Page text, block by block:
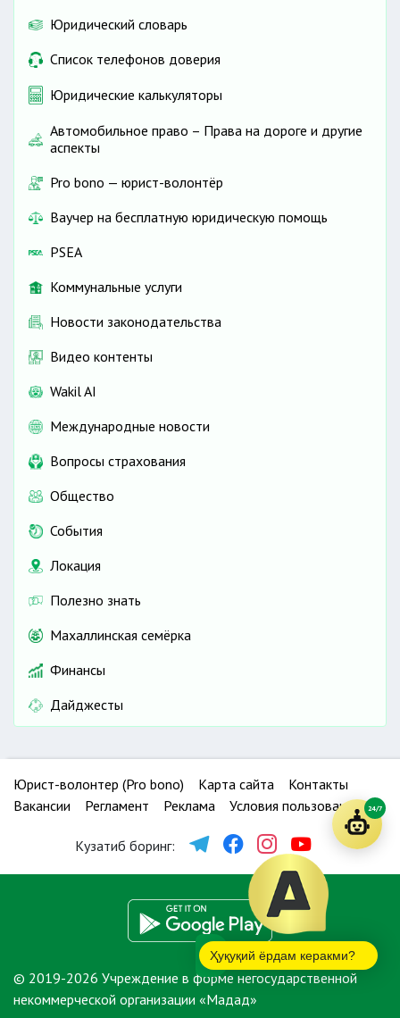
Юридический словарь
Список телефонов доверия
Юридические калькуляторы
Автомобильное право – Права на дороге и другие
аспекты
Pro bono — юрист-волонтёр
Ваучер на бесплатную юридическую помощь
PSEA
Коммунальные услуги
Новости законодательства
Видео контенты
Wakil AI
Международные новости
Вопросы страхования
Общество
События
Локация
Полезно знать
Махаллинская семёрка
Финансы
Дайджесты
Юрист-волонтер (Pro bono) Карта сайта
Контакты
Вакансии
Регламент Реклама Условия пользования
Кузатиб боринг:
© 2019-2026 Учреждение в форме негосударственной
некоммерческой организации «Мадад»
Ҳуқуқий ёрдам керакми?
24/7